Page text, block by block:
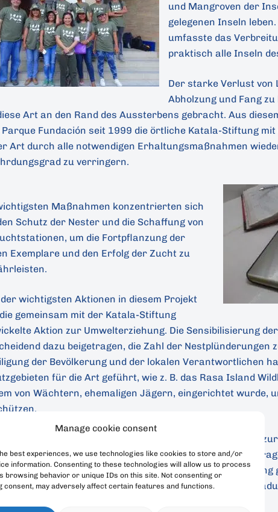
Manage cookie consent
best experiences, we use technologies like cookies to store and/or
information. Consenting to these technologies will allow us to process
browsing behavior or unique IDs on this site. Not consenting or
consent, may adversely affect certain features and functions.
und Mangroven der
gelegenen Inseln
umfasste das
praktisch alle Inseln
Der starke Verlust von
Abholzung und Fang
Art an den Rand des Aussterbens gebracht. Aus
Parque Fundación seit 1999 die örtliche Katala-Stiftung mit
Art durch alle notwendigen Erhaltungsmaßnahmen
zu verringern.
Maßnahmen konzentrierten sich
Schutz der Nester und die Schaffung von
um die Fortpflanzung der
Exemplare und den Erfolg der Zucht zu
der wichtigsten Aktionen in diesem Projekt
gemeinsam mit der Katala-Stiftung
Aktion zur Umwelterziehung. Die Sensibilisierung
dazu beigetragen, die Zahl der Nestplünderungen
der Bevölkerung und der lokalen Verantwortlichen
für die Art geführt, wie z. B. das Rasa Island
von Wächtern, ehemaligen Jägern, eingerichtet wurde,
Zusammenarbeit mit der lokalen Bevölkerung hat auch
Lebensraums durch Aufforstungsprojekte
Einkommensalternativen für die lokale Bevölkerung
auf den Naturschutz und den Schutz des